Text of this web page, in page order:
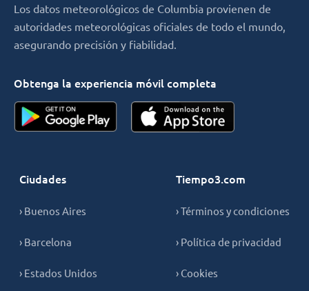
Los datos meteorológicos de Columbia provienen de
autoridades meteorológicas oficiales de todo el mundo,
asegurando precisión y fiabilidad.
Obtenga la experiencia móvil completa
Ciudades
› Buenos Aires
› Barcelona
› Estados Unidos
Tiempo3.com
› Términos y condiciones
› Política de privacidad
› Cookies